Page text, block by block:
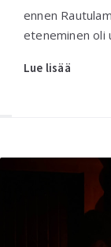
ennen
eteneminen oli
Lue lisää